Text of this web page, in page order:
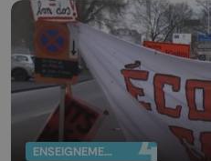
ENSEIGNEMENT